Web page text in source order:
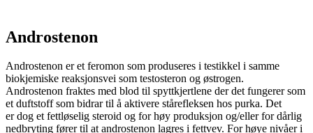
Androstenon
Androstenon er et feromon som produseres i testikkel i samme
biokjemiske reaksjonsvei som testosteron og østrogen.
Androstenon fraktes med blod til spyttkjertlene der det fungerer som
et duftstoff som bidrar til å aktivere stårefleksen hos purka. Det
er dog et fettløselig steroid og for høy produksjon og/eller for dårlig
nedbryting fører til at androstenon lagres i fettvev. For høye nivåer i